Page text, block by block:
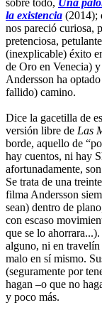
la existencia (2014);
nos pareció curiosa,
pretenciosa,
(inexplicable) éxito
de Oro en Venecia)
Andersson ha
fallido) camino.
Dice la gacetilla de
versión libre de Las
borde, aquello de
hay cuentos, ni hay
afortunadamente,
Se trata de una
filma Andersson
sean) dentro de
con escaso
que se lo
alguno, ni en
malo en sí mismo.
(seguramente por
hagan –o que no
y poco más.